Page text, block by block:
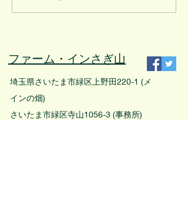
ファーム・インさぎ山
埼玉県さいたま市緑区上野田220-1 (メ
インの畑)
さいたま市緑区寺山1056-3 (事務所)